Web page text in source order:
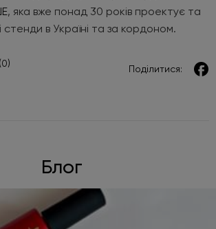
, яка вже понад 30 років проектує та
стенди в Україні та за кордоном.
(0) Поділитися:
Блог